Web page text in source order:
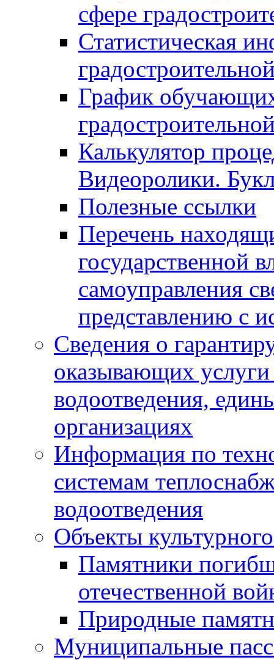
сфере
Статистическая
График
Калькулятор
Видеоролики.
Полезные ссылки
Перечень
государственной
самоуправления
представлению с
Сведения о
оказывающих
водоотведения,
организациях
Информация по
системам
водоотведения
Объекты
Памятники
отечественной
Природные
Муниципальные